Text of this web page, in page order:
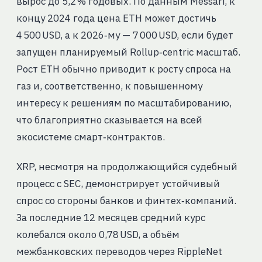
концу 2024 года цена ETH может достичь
4 500 USD, а к 2026‑му — 7 000 USD, если будет
запущен планируемый Rollup‑centric масштаб.
Рост ETH обычно приводит к росту спроса на
газ и, соответственно, к повышенному
интересу к решениям по масштабированию,
что благоприятно сказывается на всей
экосистеме смарт‑контрактов.
XRP, несмотря на продолжающийся судебный
процесс с SEC, демонстрирует устойчивый
спрос со стороны банков и финтех‑компаний.
За последние 12 месяцев средний курс
колебался около 0,78 USD, а объём
межбанковских переводов через RippleNet